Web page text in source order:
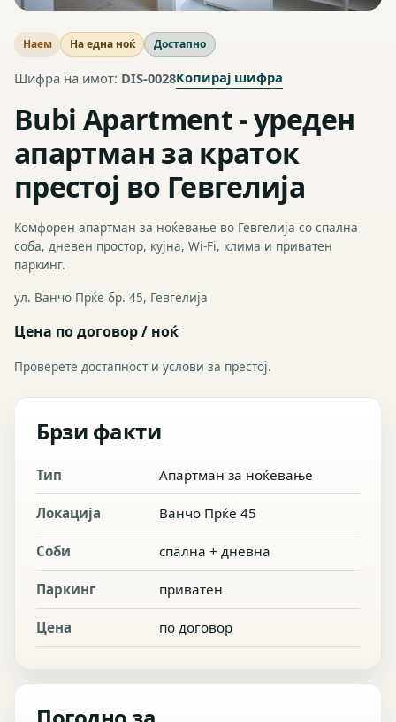
Наем На една ноќ Достапно
Шифра на имот: DIS-0028Копирај шифра
Bubi Apartment - уреден
апартман за краток
престој во Гевгелија
Комфорен апартман за ноќевање во Гевгелија со спална
соба, дневен простор, кујна, Wi-Fi, клима и приватен
паркинг.
ул. Ванчо Прќе бр. 45, Гевгелија
Цена по договор / ноќ
Проверете достапност и услови за престој.
Брзи факти
Тип Апартман за ноќевање
Локација Ванчо Прќе 45
Соби спална + дневна
Паркинг приватен
Цена по договор